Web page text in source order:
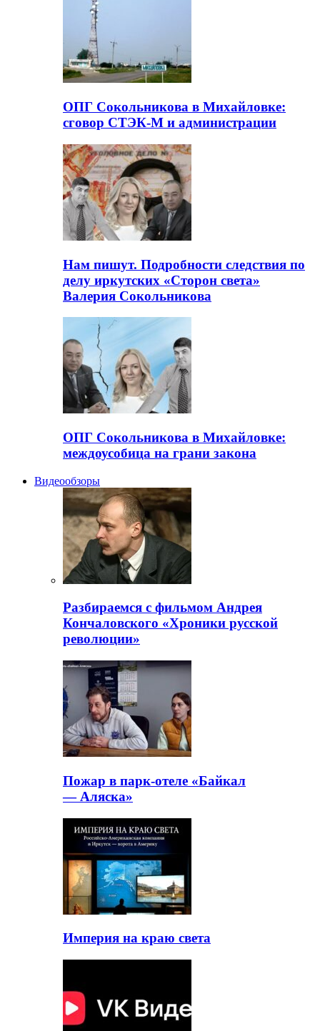
ОПГ Сокольникова в Михайловке:
сговор СТЭК-М и администрации
Нам пишут. Подробности следствия по
делу иркутских «Сторон света»
Валерия Сокольникова
ОПГ Сокольникова в Михайловке:
междоусобица на грани закона
Видеообзоры
Разбираемся с фильмом Андрея
Кончаловского «Хроники русской
революции»
Пожар в парк-отеле «Байкал
— Аляска»
Империя на краю света